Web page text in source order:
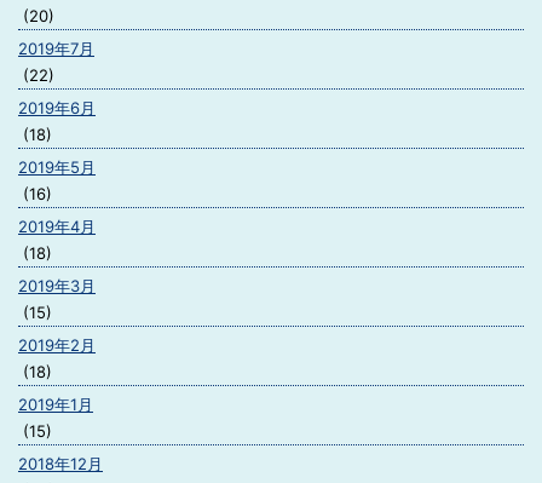
(20)
2019年7月
(22)
2019年6月
(18)
2019年5月
(16)
2019年4月
(18)
2019年3月
(15)
2019年2月
(18)
2019年1月
(15)
2018年12月